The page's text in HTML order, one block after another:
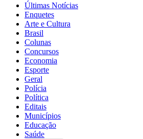
Últimas Notícias
Enquetes
Arte e Cultura
Brasil
Colunas
Concursos
Economia
Esporte
Geral
Polícia
Política
Editais
Municípios
Educação
Saúde